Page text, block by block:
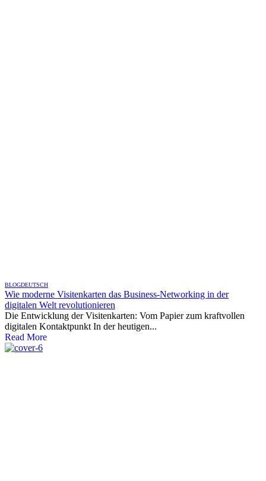
BLOGDEUTSCH
Wie moderne Visitenkarten das Business-Networking in der
digitalen Welt revolutionieren
Die Entwicklung der Visitenkarten: Vom Papier zum kraftvollen
digitalen Kontaktpunkt In der heutigen...
Read More